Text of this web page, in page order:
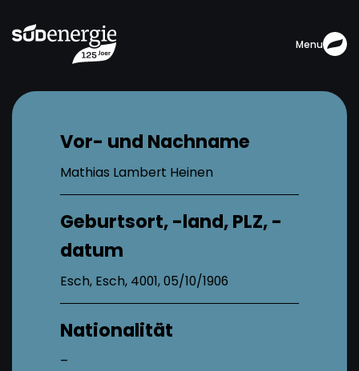
Menu
Vor- und Nachname
Mathias Lambert Heinen
Geburtsort, -land, PLZ, -
datum
Esch, Esch, 4001, 05/10/1906
Nationalität
–